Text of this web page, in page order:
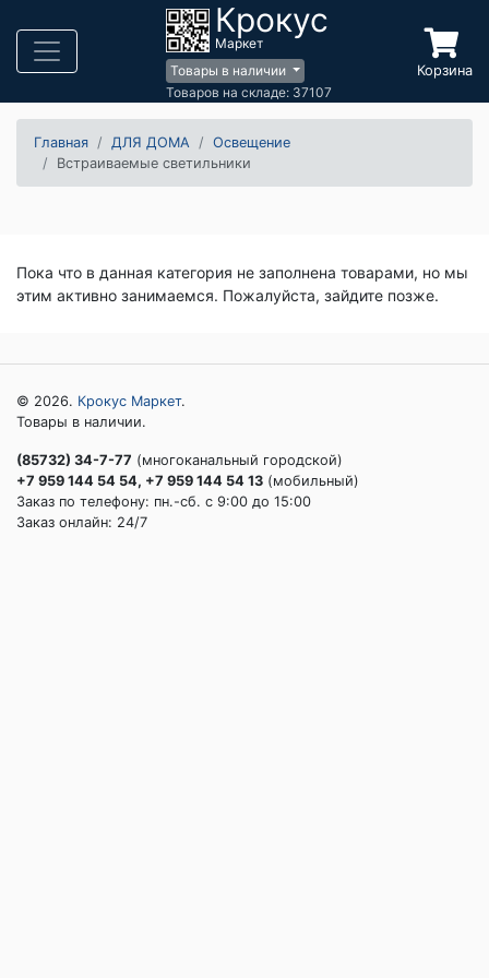
Крокус
Маркет
Товары в наличии
Товаров на складе: 37107
Корзина
Главная ДЛЯ ДОМА
Освещение
Встраиваемые светильники
Пока что в данная категория не заполнена товарами, но мы
этим активно занимаемся. Пожалуйста, зайдите позже.
© 2026. Крокус Маркет.
Товары в наличии.
(85732) 34-7-77 (многоканальный городской)
+7 959 144 54 54, +7 959 144 54 13 (мобильный)
Заказ по телефону: пн.-сб. c 9:00 до 15:00
Заказ онлайн: 24/7